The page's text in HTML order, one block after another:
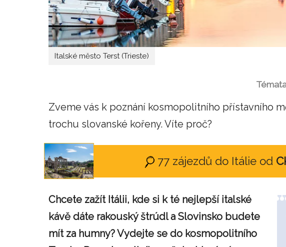
Italské město Terst (Trieste)
Zveme vás k poznání kosmopolitního přístavního
trochu slovanské kořeny. Víte proč?
77 zájezdů do Itálie od
Chcete zažít Itálii, kde si k té nejlepší italské
kávě dáte rakouský štrúdl a Slovinsko budete
mít za humny? Vydejte se do kosmopolitního